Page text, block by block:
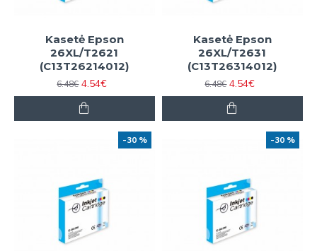
Kasetė Epson
26XL/T2621
(C13T26214012)
6.48€ 4.54€
Kasetė Epson
26XL/T2631
(C13T26314012)
6.48€ 4.54€
-30 % -30 %